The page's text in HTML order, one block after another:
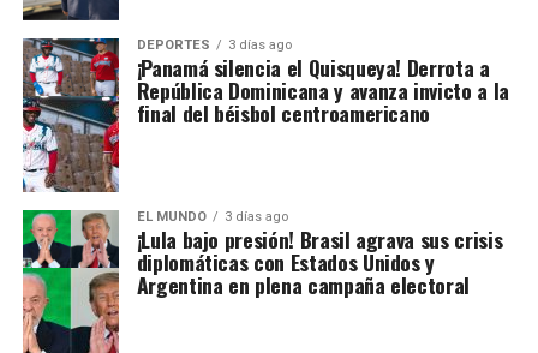
DEPORTES 3 días ago
¡Panamá silencia el Quisqueya! Derrota a
República Dominicana y avanza invicto a la
final del béisbol centroamericano
EL MUNDO 3 días ago
¡Lula bajo presión! Brasil agrava sus crisis
diplomáticas con Estados Unidos y
Argentina en plena campaña electoral